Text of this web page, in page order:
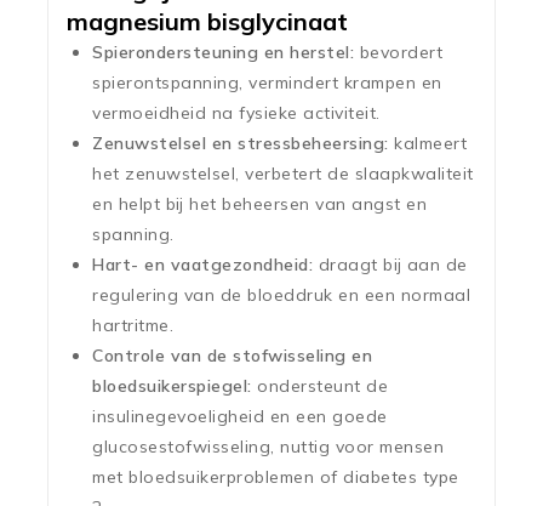
magnesium bisglycinaat
Spierondersteuning en herstel: bevordert
spierontspanning, vermindert krampen en
vermoeidheid na fysieke activiteit.
Zenuwstelsel en stressbeheersing: kalmeert
het zenuwstelsel, verbetert de slaapkwaliteit
en helpt bij het beheersen van angst en
spanning.
Hart- en vaatgezondheid: draagt bij aan de
regulering van de bloeddruk en een normaal
hartritme.
Controle van de stofwisseling en
bloedsuikerspiegel: ondersteunt de
insulinegevoeligheid en een goede
glucosestofwisseling, nuttig voor mensen
met bloedsuikerproblemen of diabetes type